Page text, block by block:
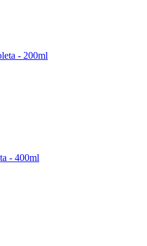
- 200ml
- 400ml